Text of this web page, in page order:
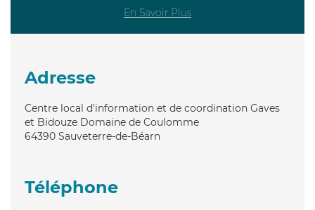
En Savoir Plus
Adresse
Centre local d'information et de coordination Gaves
et Bidouze Domaine de Coulomme
64390 Sauveterre-de-Béarn
Téléphone